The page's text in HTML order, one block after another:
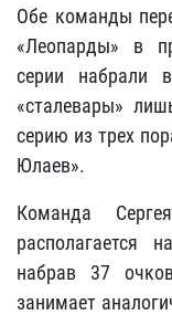
Обе команды
«Леопарды» в
серии набрали
«сталевары»
серию из трех
Юлаев».
Команда
располагается
набрав 37
занимает